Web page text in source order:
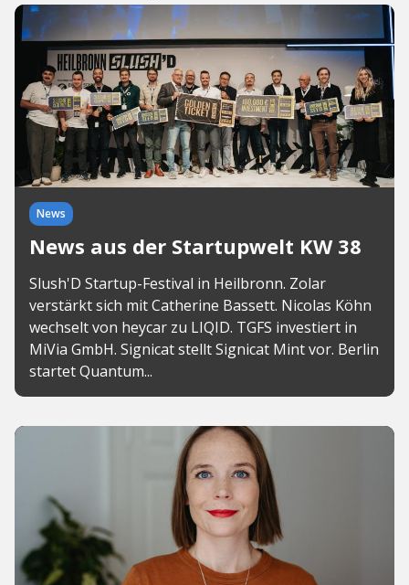
News
News aus der Startupwelt KW 38
Slush'D Startup-Festival in Heilbronn. Zolar
verstärkt sich mit Catherine Bassett. Nicolas Köhn
wechselt von heycar zu LIQID. TGFS investiert in
MiVia GmbH. Signicat stellt Signicat Mint vor. Berlin
startet Quantum...